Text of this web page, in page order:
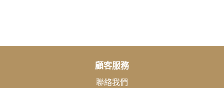
顧客服務
聯絡我們